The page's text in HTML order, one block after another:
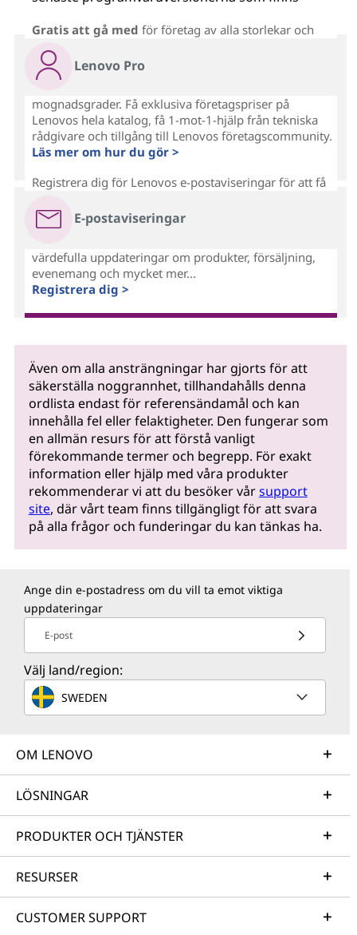
Lenovo Pro
Gratis att gå med för företag av alla storlekar och
mognadsgrader. Få exklusiva företagspriser på
Lenovos hela katalog, få 1-mot-1-hjälp från tekniska
rådgivare och tillgång till Lenovos företagscommunity.
Läs mer om hur du gör >
E-postaviseringar
Registrera dig för Lenovos e-postaviseringar för att få
värdefulla uppdateringar om produkter, försäljning,
evenemang och mycket mer...
Registrera dig >
Även om alla ansträngningar har gjorts för att
säkerställa noggrannhet, tillhandahålls denna
ordlista endast för referensändamål och kan
innehålla fel eller felaktigheter. Den fungerar som
en allmän resurs för att förstå vanligt
förekommande termer och begrepp. För exakt
information eller hjälp med våra produkter
rekommenderar vi att du besöker vårsupport
site, där vårt team finns tillgängligt för att svara
på alla frågor och funderingar du kan tänkas ha.
Ange din e-postadress om du vill ta emot viktiga
uppdateringar
E-post
Välj land/region:
SWEDEN
OM LENOVO
LÖSNINGAR
PRODUKTER OCH TJÄNSTER
RESURSER
CUSTOMER SUPPORT